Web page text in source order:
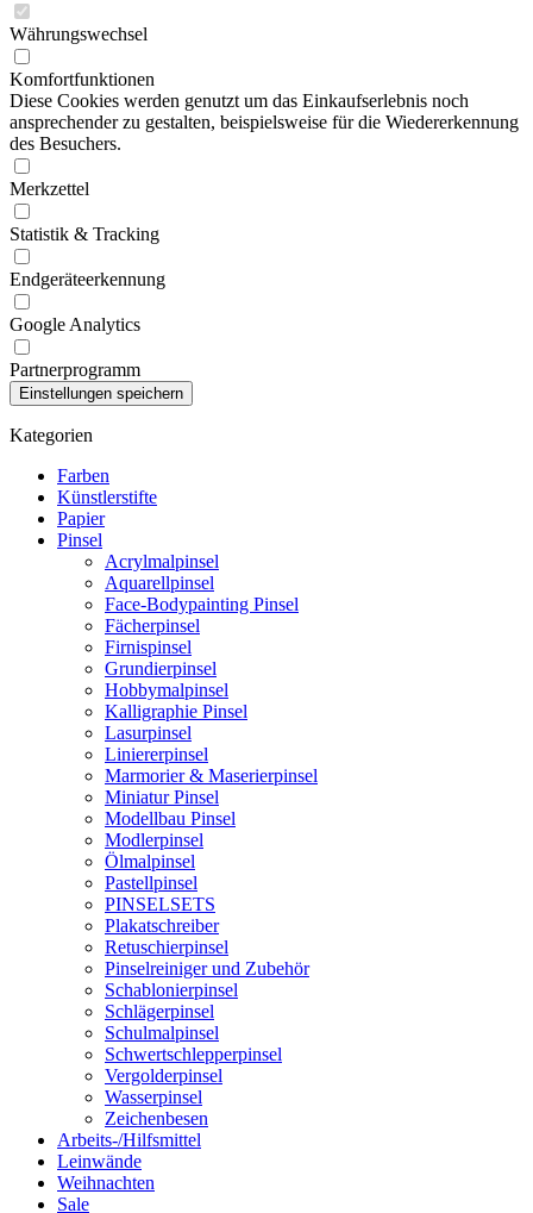
Währungswechsel
Komfortfunktionen
Diese Cookies werden genutzt um das Einkaufserlebnis noch
ansprechender zu gestalten, beispielsweise für die Wiedererkennung
des Besuchers.
Merkzettel
Statistik & Tracking
Endgeräteerkennung
Google Analytics
Partnerprogramm
Kategorien
Farben
Künstlerstifte
Papier
Pinsel
Acrylmalpinsel
Aquarellpinsel
Face-Bodypainting Pinsel
Fächerpinsel
Firnispinsel
Grundierpinsel
Hobbymalpinsel
Kalligraphie Pinsel
Lasurpinsel
Liniererpinsel
Marmorier & Maserierpinsel
Miniatur Pinsel
Modellbau Pinsel
Modlerpinsel
Ölmalpinsel
Pastellpinsel
PINSELSETS
Plakatschreiber
Retuschierpinsel
Pinselreiniger und Zubehör
Schablonierpinsel
Schlägerpinsel
Schulmalpinsel
Schwertschlepperpinsel
Vergolderpinsel
Wasserpinsel
Zeichenbesen
Arbeits-/Hilfsmittel
Leinwände
Weihnachten
Sale